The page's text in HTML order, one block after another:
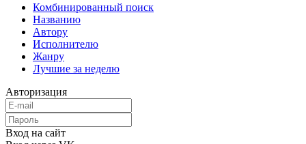
Комбинированный поиск
Названию
Автору
Исполнителю
Жанру
Лучшие за неделю
Авторизация
Вход на сайт